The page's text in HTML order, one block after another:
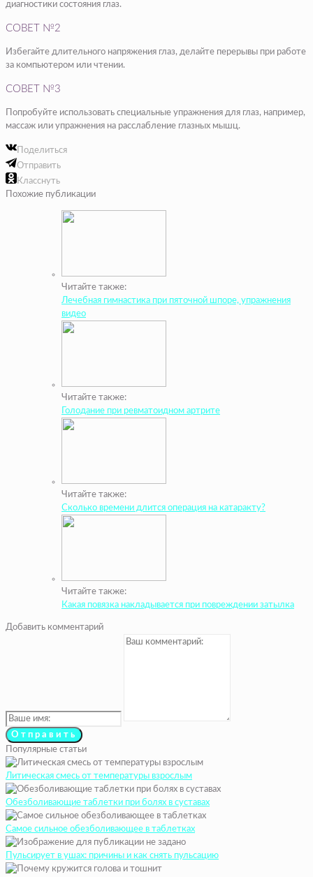
диагностики состояния глаз.
СОВЕТ №2
Избегайте длительного напряжения глаз, делайте перерывы при работе
за компьютером или чтении.
СОВЕТ №3
Попробуйте использовать специальные упражнения для глаз, например,
массаж или упражнения на расслабление глазных мышц.
Поделиться
Отправить
Класснуть
Похожие публикации
Читайте также:
Лечебная гимнастика при пяточной шпоре, упражнения
видео
Читайте также:
Голодание при ревматоидном артрите
Читайте также:
Сколько времени длится операция на катаракту?
Читайте также:
Какая повязка накладывается при повреждении затылка
Добавить комментарий
Популярные статьи
Литическая смесь от температуры взрослым
Обезболивающие таблетки при болях в суставах
Самое сильное обезболивающее в таблетках
Пульсирует в ушах: причины и как снять пульсацию